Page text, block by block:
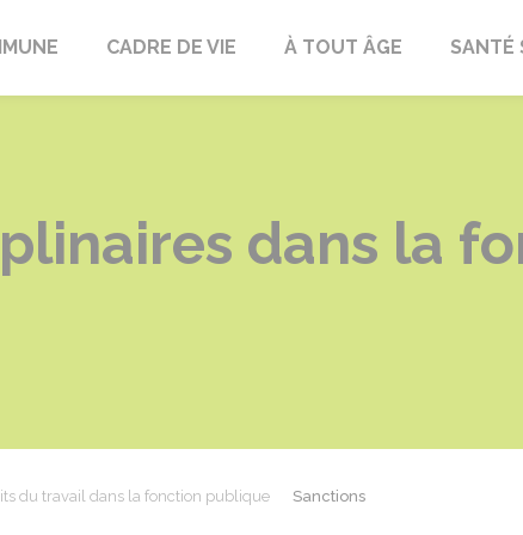
CADRE DE VIE À TOUT ÂGE SANTÉ
dans la
du travail dans la fonction publique
Sanctions